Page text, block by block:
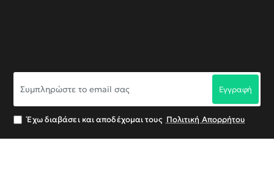
το
σας
Εγγραφή
Έχω διαβάσει και αποδέχομαι τους Πολιτική Απορρήτου